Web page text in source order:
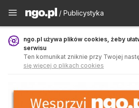
Publicystyka - ngo.pl
/ Publicystyka
ngo.pl używa plików cookies, żeby
serwisu
Ten komunikat zniknie przy Twojej
się więcej o plikach cookies